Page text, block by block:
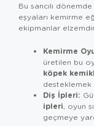
Bu sancılı
eşyaları kemirme
ekipmanlar
Kemirme
üretilen bu
köpek
desteklemek
Diş İpleri:
ipleri, oyun
geçmeye